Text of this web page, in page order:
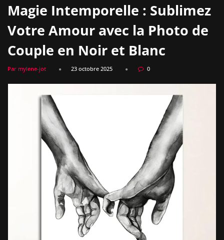
Magie Intemporelle : Sublimez
Votre Amour avec la Photo de
Couple en Noir et Blanc
Par mylene-jot 23 octobre 2025 0